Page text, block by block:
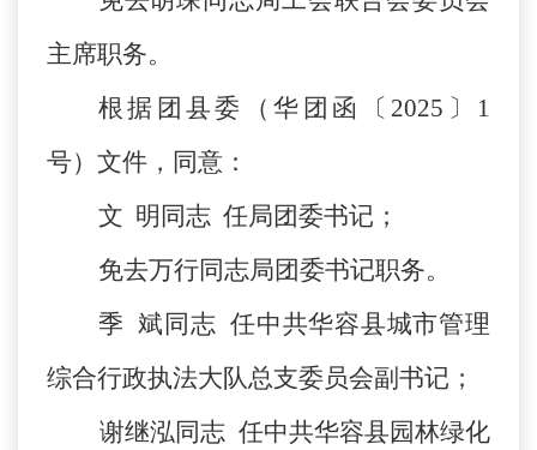
主席职务。
根据团县委（华团函〔 2025〕1
号）文件，同意：
文 明同志 任局团委书记；
免去万行同志局团委书记职务。
季 斌同志 任中共华容县城市管理
综合行政执法大队总支委员会副书记；
谢继泓同志 任中共华容县园林绿化